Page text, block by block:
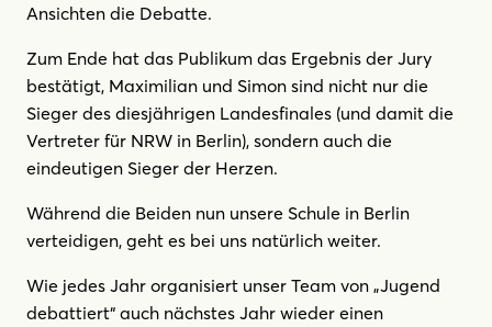
Ansichten die Debatte.
Zum Ende hat das Publikum das Ergebnis der Jury
bestätigt, Maximilian und Simon sind nicht nur die
Sieger des diesjährigen Landesfinales (und damit die
Vertreter für NRW in Berlin), sondern auch die
eindeutigen Sieger der Herzen.
Während die Beiden nun unsere Schule in Berlin
verteidigen, geht es bei uns natürlich weiter.
Wie jedes Jahr organisiert unser Team von „Jugend
debattiert“ auch nächstes Jahr wieder einen